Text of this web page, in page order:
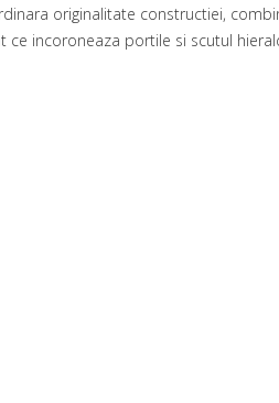
originalitate constructiei,
incoroneaza portile si scutul